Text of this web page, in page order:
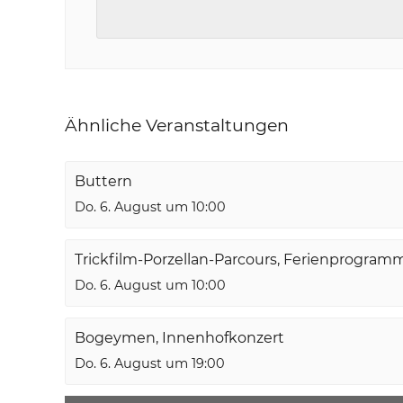
Ähnliche Veranstaltungen
Buttern
Do. 6. August um 10:00
Trickfilm-Porzellan-Parcours,
Do. 6. August um 10:00
Bogeymen, Innenhofkonzert
Do. 6. August um 19:00